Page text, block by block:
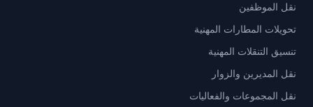
نقل الموظفين
تحويلات المطارات المهنية
تنسيق التنقلات المهنية
نقل المديرين والزوار
نقل المجموعات والفعاليات